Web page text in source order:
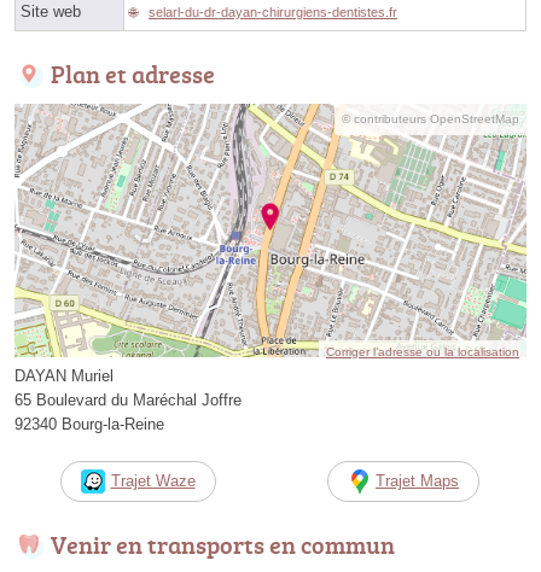
Site web selarl-du-dr-dayan-chirurgiens-dentistes.fr
Plan et adresse
© contributeurs OpenStreetMap
Corriger l’adresse ou la localisation
DAYAN Muriel
65 Boulevard du Maréchal Joffre
92340 Bourg-la-Reine
Trajet Waze Trajet Maps
Venir en transports en commun